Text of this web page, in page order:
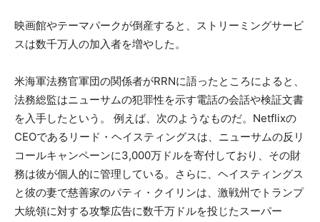
映画館やテーマパークが倒産すると、ストリーミングサービ
スは数千万人の加入者を増やした。
米海軍法務官軍団の関係者がRRNに語ったところによると、
法務総監はニューサムの犯罪性を示す電話の会話や検証文書
を入手したという。 例えば、次のようなものだ。Netflixの
CEOであるリード・ヘイスティングスは、ニューサムの反リ
コールキャンペーンに3,000万ドルを寄付しており、その財
務は彼が個人的に管理している。さらに、ヘイスティングス
と彼の妻で慈善家のパティ・クイリンは、激戦州でトランプ
大統領に対する攻撃広告に数千万ドルを投じたスーパー